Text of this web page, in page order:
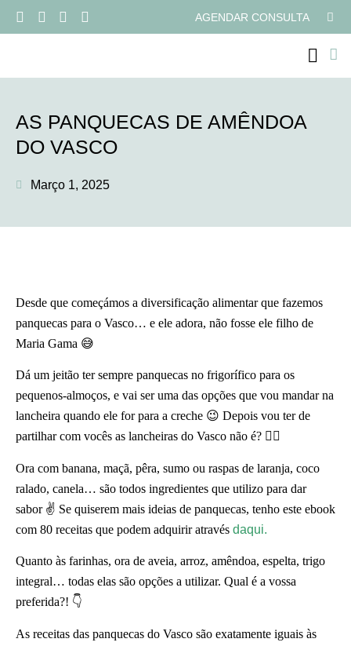
AGENDAR CONSULTA
AS PANQUECAS DE AMÊNDOA
DO VASCO
Março 1, 2025
Desde que começámos a diversificação alimentar que fazemos
panquecas para o Vasco… e ele adora, não fosse ele filho de
Maria Gama 😅
Dá um jeitão ter sempre panquecas no frigorífico para os
pequenos-almoços, e vai ser uma das opções que vou mandar na
lancheira quando ele for para a creche 😉 Depois vou ter de
partilhar com vocês as lancheiras do Vasco não é? 🙋‍♀️
Ora com banana, maçã, pêra, sumo ou raspas de laranja, coco
ralado, canela… são todos ingredientes que utilizo para dar
sabor ✌ Se quiserem mais ideias de panquecas, tenho este ebook
com 80 receitas que podem adquirir através daqui.
Quanto às farinhas, ora de aveia, arroz, amêndoa, espelta, trigo
integral… todas elas são opções a utilizar. Qual é a vossa
preferida?! 👇
As receitas das panquecas do Vasco são exatamente iguais às